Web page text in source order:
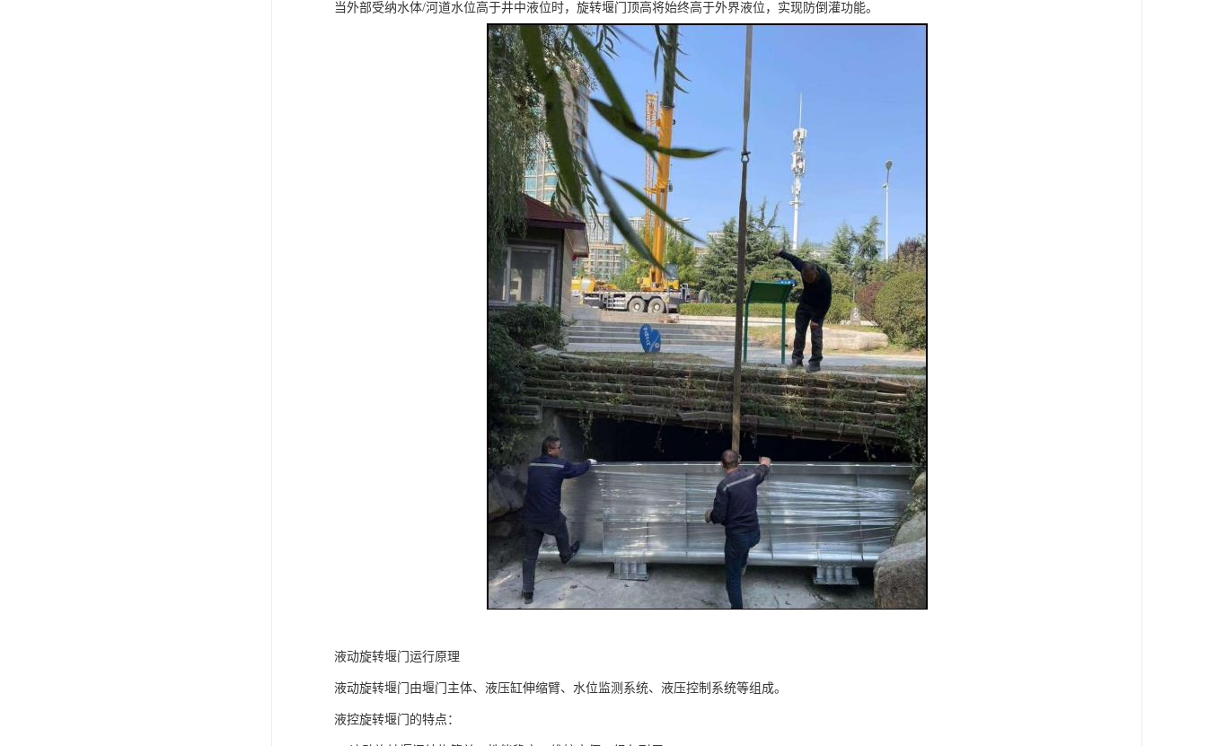
当外部受纳水体/河道水位高于井中液位时，旋转堰门顶高将始终高于外界液位，实现防倒灌功能。
液动旋转堰门运行原理
液动旋转堰门由堰门主体、液压缸伸缩臂、水位监测系统、液压控制系统等组成。
液控旋转堰门的特点：